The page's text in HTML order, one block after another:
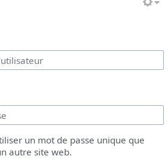
un mot de passe unique que
autre site web.